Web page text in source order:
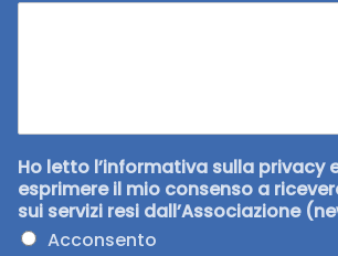
Ho letto l’informativa sulla privacy
esprimere il mio consenso a
sui servizi resi dall’Associazione
Acconsento